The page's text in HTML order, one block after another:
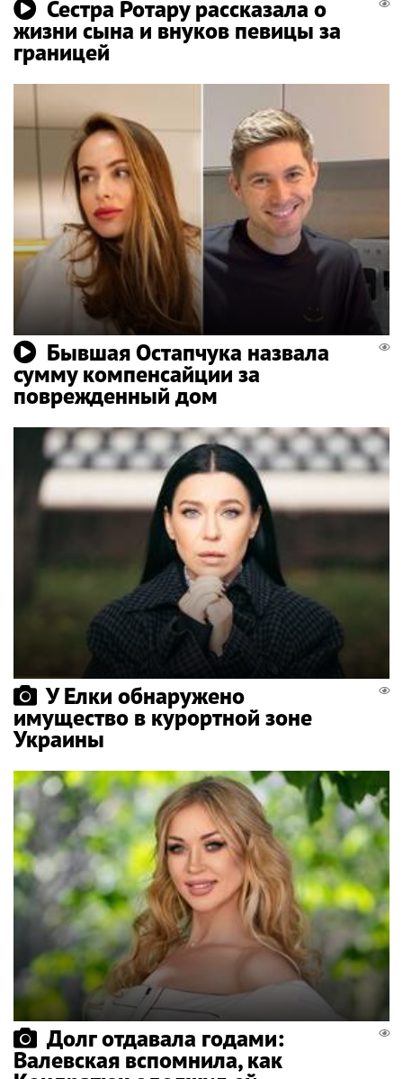
Сестра Ротару рассказала о
жизни сына и внуков певицы за
границей
Бывшая Остапчука назвала
сумму компенсайции за
поврежденный дом
У Елки обнаружено
имущество в курортной зоне
Украины
Долг отдавала годами:
Валевская вспомнила, как